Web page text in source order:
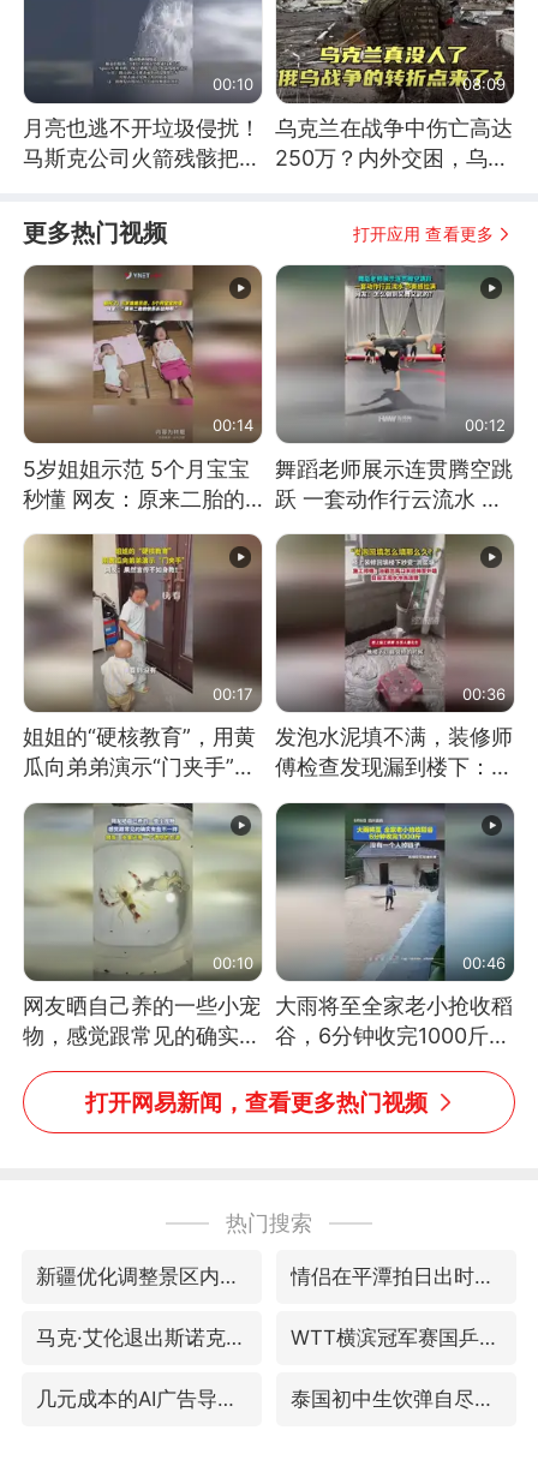
00:10
月亮也逃不开垃圾侵扰！
马斯克公司火箭残骸把月
08:09
乌克兰在战争中伤亡高达
250万？内外交困，乌克
更多热门视频 打开应用 查看更多
00:14
5岁姐姐示范 5个月宝宝
秒懂 网友：原来二胎的
快乐长这样
00:12
舞蹈老师展示连贯腾空跳
跃 一套动作行云流水 节
奏感拉满 网友：怎么做
到又舞又武的？
00:17
姐姐的“硬核教育”，用黄
瓜向弟弟演示“门夹手”，
网友：果然言传不如身
教！
00:36
发泡水泥填不满，装修师
傅检查发现漏到楼下：出
风口未延伸到外墙
00:10
网友晒自己养的一些小宠
物，感觉跟常见的确实有
些不一样
00:46
大雨将至全家老小抢收稻
谷，6分钟收完1000斤，
没有一个人掉链子
打开网易新闻，查看更多热门视频
热门搜索
新疆优化调整景区内自驾服务费 情侣在平潭拍日出时坠崖致一死一伤
马克·艾伦退出斯诺克中国公开赛 WTT横滨冠军赛国乒女单三将晋级四强
几元成本的AI广告导致千万市值蒸发 泰国初中生饮弹自尽前开了26枪